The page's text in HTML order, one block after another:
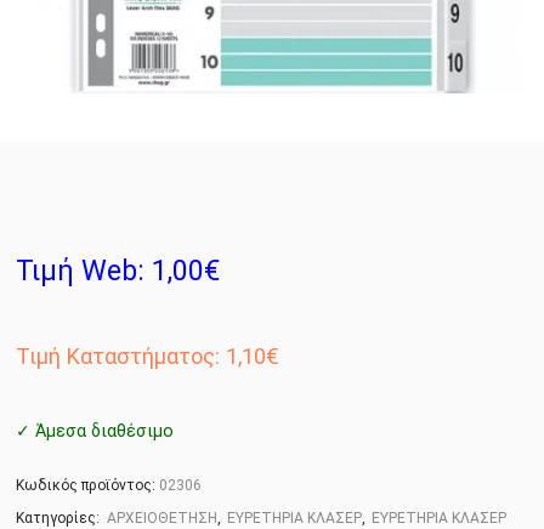
Τιμή Web: 1,00€
Τιμή Καταστήματος: 1,10€
✓ Άμεσα διαθέσιμο
Κωδικός προϊόντος: 02306
Κατηγορίες: ΑΡΧΕΙΟΘΕΤΗΣΗ, ΕΥΡΕΤΗΡΙΑ ΚΛΑΣΕΡ, ΕΥΡΕΤΗΡΙΑ ΚΛΑΣΕΡ